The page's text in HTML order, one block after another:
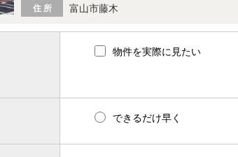
住 所 富山市藤木
物件を実際に見たい
できるだけ早く